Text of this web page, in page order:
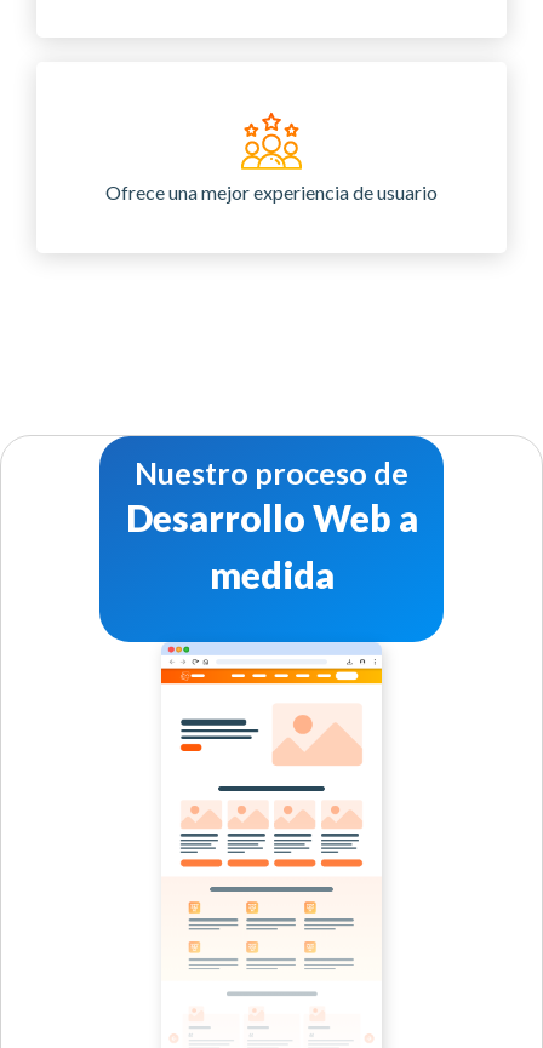
Ofrece una mejor experiencia de usuario
Nuestro proceso de
Desarrollo Web a
medida